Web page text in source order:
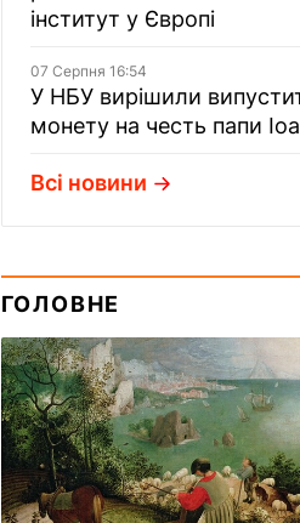
інститут у Європі
07 Серпня 16:54
У НБУ вирішили
монету на честь папи
Всі новини
ГОЛОВНЕ